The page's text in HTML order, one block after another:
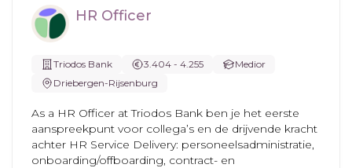
HR Officer
Triodos Bank 3.404 - 4.255
Medior
Driebergen-Rijsenburg
As a HR Officer at Triodos Bank ben je het eerste
aanspreekpunt voor collega’s en de drijvende kracht
achter HR Service Delivery: personeelsadministratie,
onboarding/offboarding, contract- en